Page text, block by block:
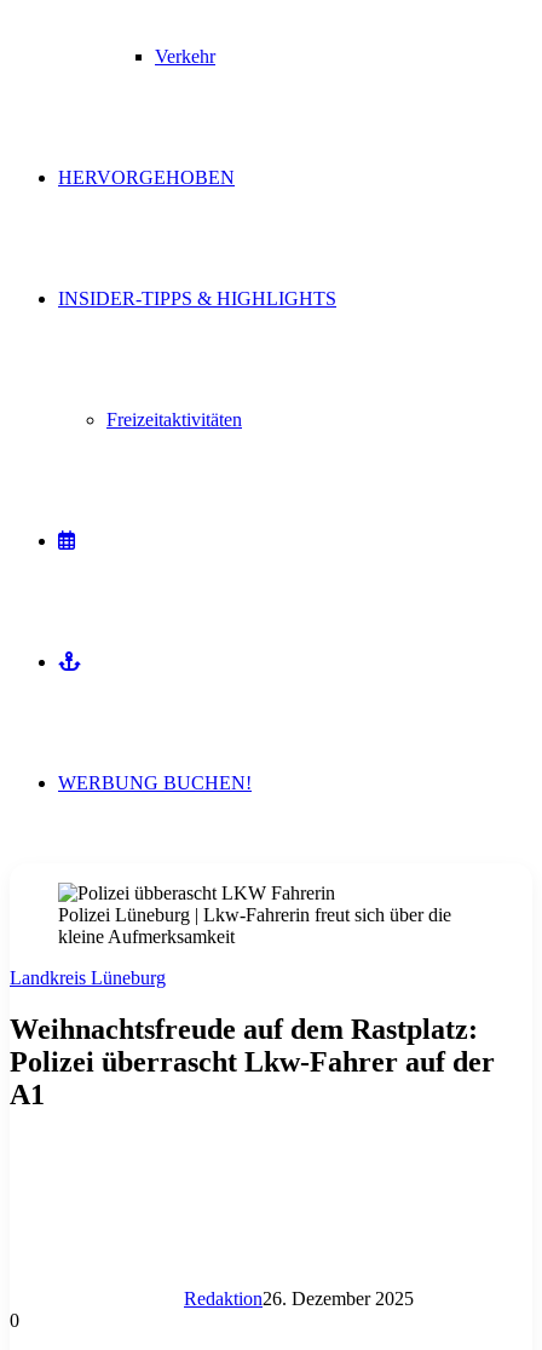
Verkehr
HERVORGEHOBEN
INSIDER-TIPPS & HIGHLIGHTS
Freizeitaktivitäten
VERANSTALTUNGEN
MITMACHEN
WERBUNG BUCHEN!
Polizei Lüneburg | Lkw-Fahrerin freut sich über die
kleine Aufmerksamkeit
Landkreis Lüneburg
Weihnachtsfreude auf dem Rastplatz:
Polizei überrascht Lkw-Fahrer auf der
A1
Redaktion26. Dezember 2025
0